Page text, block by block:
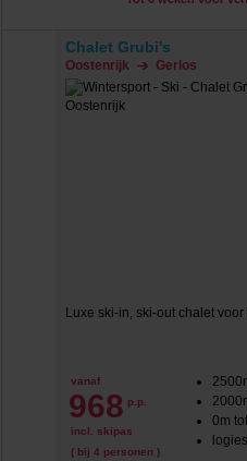
Chalet Grubi's
Oostenrijk Gerlos
Luxe ski-in, ski-out chalet
vanaf
968 p.p.
incl. skipas
( bij 4 personen )
0m
logies